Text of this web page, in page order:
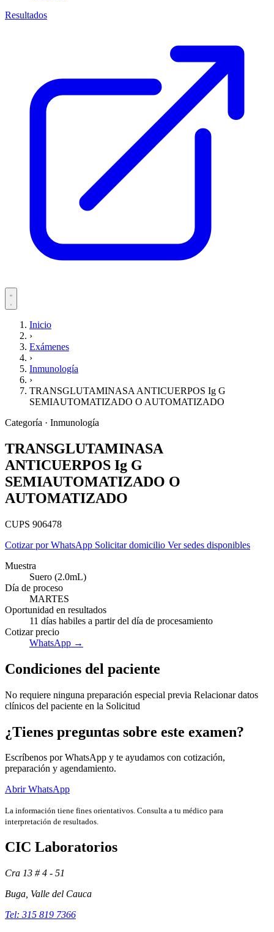
Resultados
Servicios
Empresas
Exámenes
Inicio
›
Exámenes
›
Inmunología
›
TRANSGLUTAMINASA ANTICUERPOS Ig G
SEMIAUTOMATIZADO O AUTOMATIZADO
Categoría · Inmunología
TRANSGLUTAMINASA
ANTICUERPOS Ig G
SEMIAUTOMATIZADO O
AUTOMATIZADO
CUPS 906478
Cotizar por WhatsApp Solicitar domicilio Ver sedes disponibles
Muestra
Suero (2.0mL)
Día de proceso
MARTES
Oportunidad en resultados
11 días habiles a partir del día de procesamiento
Cotizar precio
WhatsApp →
Condiciones del paciente
No requiere ninguna preparación especial previa Relacionar datos
clínicos del paciente en la Solicitud
¿Tienes preguntas sobre este examen?
Escríbenos por WhatsApp y te ayudamos con cotización,
preparación y agendamiento.
Abrir WhatsApp
La información tiene fines orientativos. Consulta a tu médico para
interpretación de resultados.
CIC Laboratorios
Cra 13 # 4 - 51
Buga, Valle del Cauca
Tel: 315 819 7366